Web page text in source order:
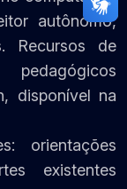
autônomo,
Recursos de
disponível na
orientações
existentes